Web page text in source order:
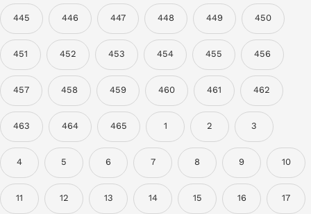
445 446 447 448 449 450
451 452 453 454 455 456
457 458 459 460 461 462
463 464 465 1 2 3
4 5 6 7 8 9 10
11 12 13 14 15 16 17